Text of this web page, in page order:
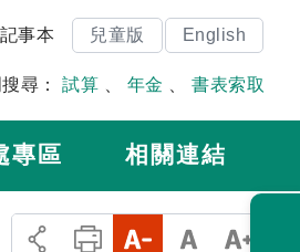
事本 兒童版 English
尋： 試算 年金 書表索取
專區 相關連結